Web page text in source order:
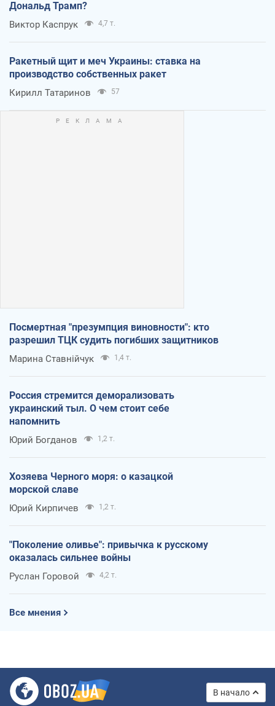
Дональд Трамп?
Виктор Каспрук 4,7 т.
Ракетный щит и меч Украины: ставка на
производство собственных ракет
Кирилл Татаринов 57
Посмертная "презумпция виновности": кто
разрешил ТЦК судить погибших защитников
Марина Ставнійчук 1,4 т.
Россия стремится деморализовать
украинский тыл. О чем стоит себе
напомнить
Юрий Богданов 1,2 т.
Хозяева Черного моря: о казацкой
морской славе
Юрий Кирпичев 1,2 т.
"Поколение оливье": привычка к русскому
оказалась сильнее войны
Руслан Горовой 4,2 т.
Все мнения
В начало